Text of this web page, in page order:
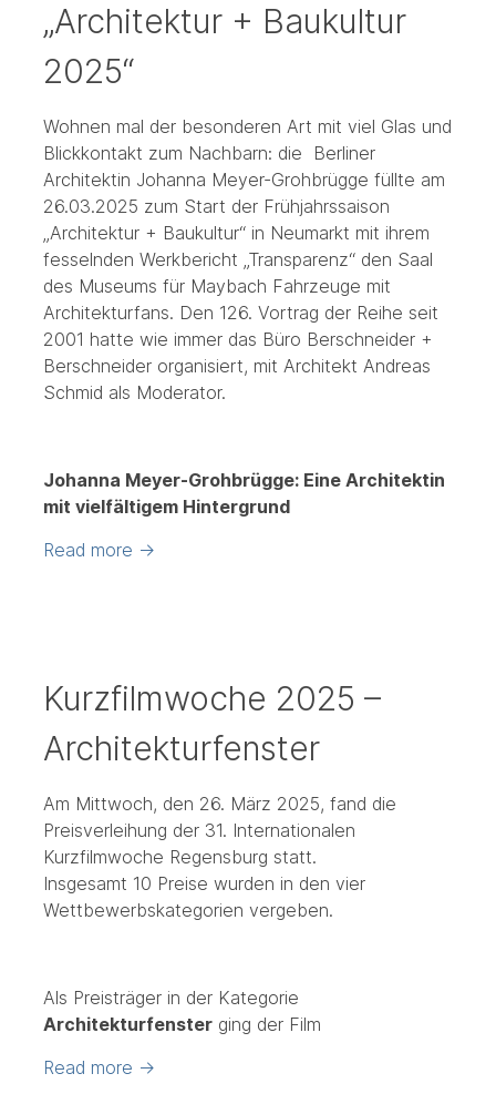
„Architektur + Baukultur
2025“
Wohnen mal der besonderen Art mit viel Glas und
Blickkontakt zum Nachbarn: die Berliner
Architektin Johanna Meyer-Grohbrügge füllte am
26.03.2025 zum Start der Frühjahrssaison
„Architektur + Baukultur“ in Neumarkt mit ihrem
fesselnden Werkbericht „Transparenz“ den Saal
des Museums für Maybach Fahrzeuge mit
Architekturfans. Den 126. Vortrag der Reihe seit
2001 hatte wie immer das Büro Berschneider +
Berschneider organisiert, mit Architekt Andreas
Schmid als Moderator.
Johanna Meyer-Grohbrügge: Eine Architektin
mit vielfältigem Hintergrund
Read more →
Kurzfilmwoche 2025 –
Architekturfenster
Am Mittwoch, den 26. März 2025, fand die
Preisverleihung der 31. Internationalen
Kurzfilmwoche Regensburg statt.
Insgesamt 10 Preise wurden in den vier
Wettbewerbskategorien vergeben.
Als Preisträger in der Kategorie
Architekturfensterging der Film
Read more →